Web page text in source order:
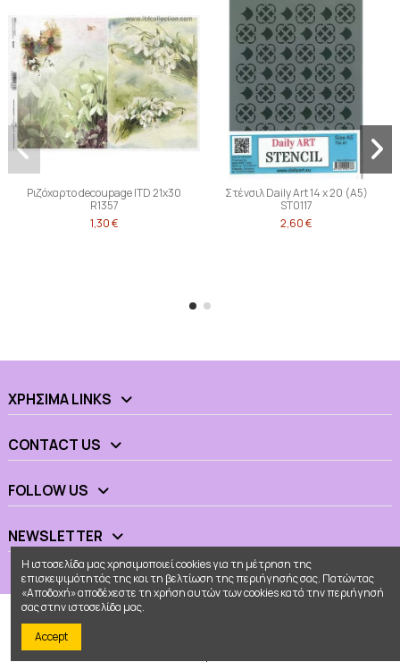
Ριζόχαρτο decoupage ITD 21x30
R1357
1,30 €
Στένσιλ Daily Art 14 x 20 (A5)
ST0117
2,60 €
ΧΡΉΣΙΜΑ LINKS
CONTACT US
FOLLOW US
NEWSLETTER
Η ιστοσελίδα μας χρησιμοποιεί cookies για τη μέτρηση της
επισκεψιμότητάς της και τη βελτίωση της περιήγησής σας. Πατώντας
«Αποδοχή» αποδέχεστε τη χρήση αυτών των cookies κατά την περιήγησή
σας στην ιστοσελίδα μας.
Accept